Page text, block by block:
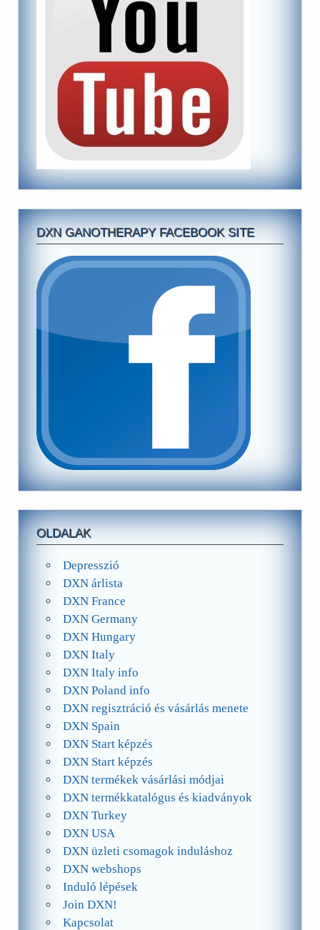
DXN GANOTHERAPY FACEBOOK SITE
OLDALAK
Depresszió
DXN árlista
DXN France
DXN Germany
DXN Hungary
DXN Italy
DXN Italy info
DXN Poland info
DXN regisztráció és vásárlás menete
DXN Spain
DXN Start képzés
DXN Start képzés
DXN termékek vásárlási módjai
DXN termékkatalógus és kiadványok
DXN Turkey
DXN USA
DXN üzleti csomagok induláshoz
DXN webshops
Induló lépések
Join DXN!
Kapcsolat